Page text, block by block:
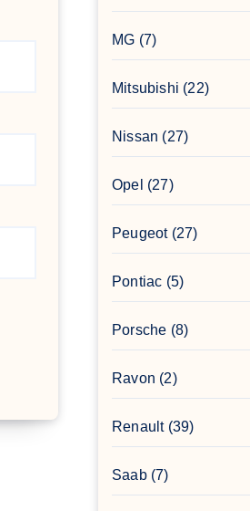
MG (7)
Mitsubishi (22)
Nissan (27)
Opel (27)
Peugeot(27)
Pontiac (5)
Porsche (8)
Ravon (2)
Renault(39)
Saab(7)